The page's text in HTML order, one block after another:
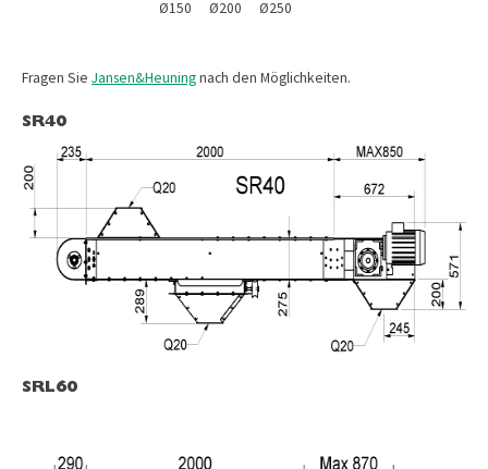
Ø150
Ø200
Ø250
Fragen Sie Jansen&Heuningnach den Möglichkeiten.
SR40
SRL60